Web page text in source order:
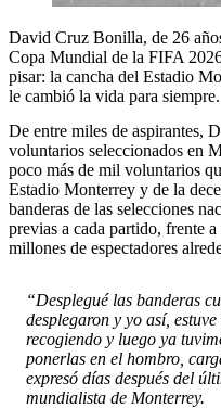
David Cruz Bonilla, de 26
Copa Mundial de la FIFA
pisar: la cancha del Estadio
le cambió la vida para siempre.
De entre miles de aspirantes,
voluntarios seleccionados en
poco más de mil voluntarios
Estadio Monterrey y de la
banderas de las selecciones
previas a cada partido, frente
millones de espectadores
“Desplegué las banderas
desplegaron y yo así,
recogiendo y luego ya
ponerlas en el hombro,
expresó días después del
mundialista de Monterrey.